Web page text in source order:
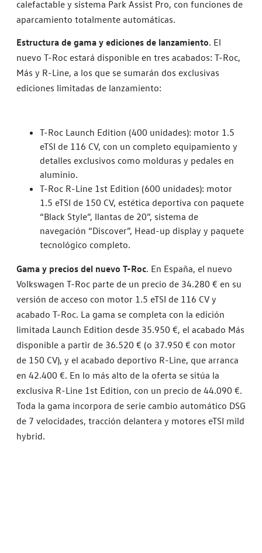
calefactable y sistema Park Assist Pro, con funciones de
aparcamiento totalmente automáticas.
Estructura de gama y ediciones de lanzamiento. El
nuevo T-Roc estará disponible en tres acabados: T-Roc,
Más y R-Line, a los que se sumarán dos exclusivas
ediciones limitadas de lanzamiento:
T-Roc Launch Edition (400 unidades): motor 1.5
eTSI de 116 CV, con un completo equipamiento y
detalles exclusivos como molduras y pedales en
aluminio.
T-Roc R-Line 1st Edition (600 unidades): motor
1.5 eTSI de 150 CV, estética deportiva con paquete
“Black Style”, llantas de 20”, sistema de
navegación “Discover”, Head-up display y paquete
tecnológico completo.
Gama y precios del nuevo T-Roc. En España, el nuevo
Volkswagen T-Roc parte de un precio de 34.280 € en su
versión de acceso con motor 1.5 eTSI de 116 CV y
acabado T-Roc. La gama se completa con la edición
limitada Launch Edition desde 35.950 €, el acabado Más
disponible a partir de 36.520 € (o 37.950 € con motor
de 150 CV), y el acabado deportivo R-Line, que arranca
en 42.400 €. En lo más alto de la oferta se sitúa la
exclusiva R-Line 1st Edition, con un precio de 44.090 €.
Toda la gama incorpora de serie cambio automático DSG
de 7 velocidades, tracción delantera y motores eTSI mild
hybrid.